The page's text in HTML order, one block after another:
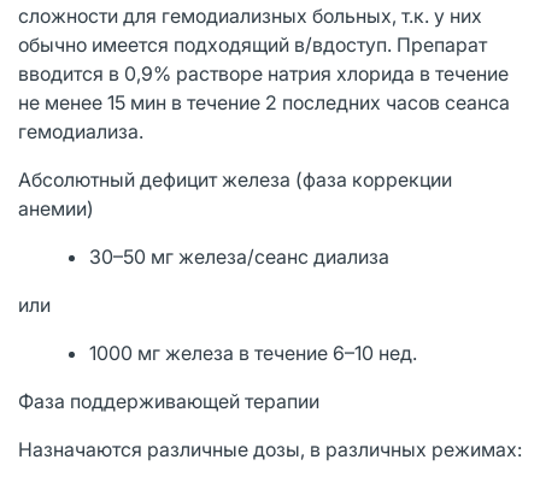
сложности для гемодиализных больных, т.к. у них
обычно имеется подходящий в/вдоступ. Препарат
вводится в 0,9% растворе натрия хлорида в течение
не менее 15 мин в течение 2 последних часов сеанса
гемодиализа.
Абсолютный дефицит железа (фаза коррекции
анемии)
30–50 мг железа/сеанс диализа
или
1000 мг железа в течение 6–10 нед.
Фаза поддерживающей терапии
Назначаются различные дозы, в различных режимах: